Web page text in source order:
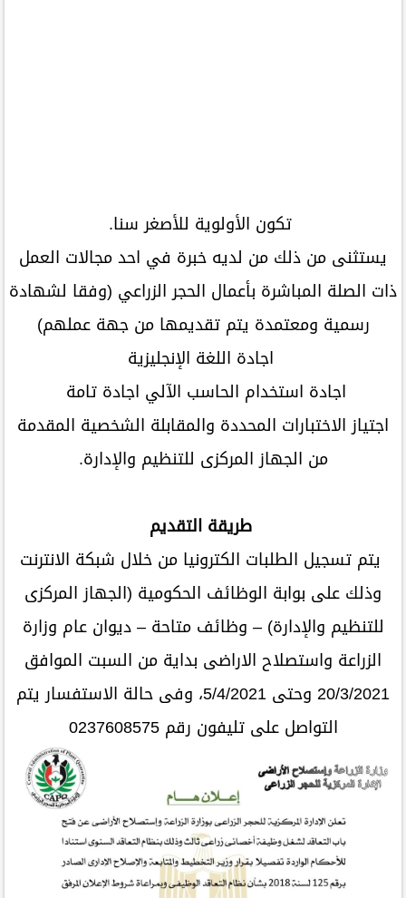
تكون الأولوية للأصغر سنا.
يستثنى من ذلك من لديه خبرة في احد مجالات العمل
ذات الصلة المباشرة بأعمال الحجر الزراعي (وفقا لشهادة
رسمية ومعتمدة يتم تقديمها من جهة عملهم)
اجادة اللغة الإنجليزية
اجادة استخدام الحاسب الآلي اجادة تامة
اجتياز الاختبارات المحددة والمقابلة الشخصية المقدمة
من الجهاز المركزى للتنظيم والإدارة.
طريقة التقديم
يتم تسجيل الطلبات الكترونيا من خلال شبكة الانترنت
وذلك على بوابة الوظائف الحكومية (الجهاز المركزى
للتنظيم والإدارة) – وظائف متاحة – ديوان عام وزارة
الزراعة واستصلاح الاراضى بداية من السبت الموافق
20/3/2021 وحتى 5/4/2021، وفى حالة الاستفسار يتم
التواصل على تليفون رقم 0237608575